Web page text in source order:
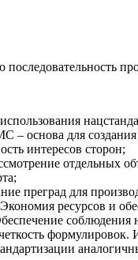
– основа для
интересов сторон;
отдельных
преград для
ресурсов и
соблюдения